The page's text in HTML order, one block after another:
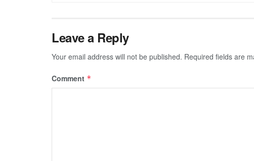
Leave a Reply
Your email address will not be published. Required fields are
Comment *